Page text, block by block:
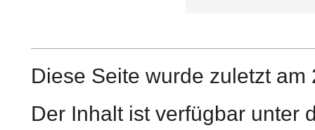
Diese Seite wurde zuletzt
Der Inhalt ist verfügbar unter